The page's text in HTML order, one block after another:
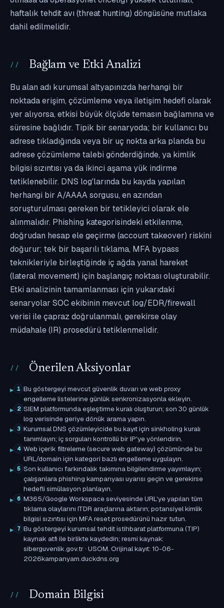
haftalık tehdit avı (threat hunting) döngüsüne mutlaka
dahil edilmelidir.
Bağlam ve Etki Analizi
Bu alan adı kurumsal altyapınızda herhangi bir
noktada erişim, çözümleme veya iletişim hedefi olarak
yer alıyorsa, etkisi büyük ölçüde temasın bağlamına ve
süresine bağlıdır. Tipik bir senaryoda; bir kullanıcı bu
adrese tıkladığında veya bir uç nokta arka planda bu
adrese çözümleme talebi gönderdiğinde, ya kimlik
bilgisi sızıntısı ya da ikinci aşama yük indirme
tetiklenebilir. DNS log'larında bu kayda yapılan
herhangi bir A/AAAA sorgusu, en azından
soruşturulması gereken bir tetikleyici olarak ele
alınmalıdır. Phishing kategorisindeki etkilenme,
doğrudan hesap ele geçirme (account takeover) riskini
doğurur; tek bir başarılı tıklama, MFA bypass
teknikleriyle birleştiğinde iç ağda yanal hareket
(lateral movement) için başlangıç noktası oluşturabilir.
Etki analizinin tamamlanması için yukarıdaki
senaryolar SOC ekibinin mevcut log/EDR/firewall
verisi ile çapraz doğrulanmalı, gerekirse olay
müdahale (IR) prosedürü tetiklenmelidir.
Önerilen Aksiyonlar
1 Bu göstergeyi mevcut güvenlik duvarı ve web proxy
engelleme listelerine günlük senkronizasyonla ekleyin.
2 SIEM platformunda eşleştirme kuralı oluşturun; son 30 günlük
log verisinde geriye dönük arama yapın.
3 Kurumsal DNS çözümleyicide bu kayıt için sinkholing kuralı
tanımlayın; iç sorguları kontrollü bir IP'ye yönlendirin.
4 Web içerik filtreleme (secure web gateway) çözümünde bu
URL/domain için kategori bazlı engelleme uygulayın.
5 Son kullanıcı farkındalık takımına bilgilendirme yayımlayın;
çalışanlara phishing kampanyası uyarısı geçin ve gerekirse
hedefli simülasyon planlayın.
6 M365/Google Workspace seviyesinde URL'ye yapılan tüm
tıklama olaylarını ITDR araçlarına aktarın; potansiyel kimlik
bilgisi sızıntısı için MFA reset prosedürünü hazır tutun.
7 Bu göstergeyi kurumsal tehdit istihbarat platformuna (TIP)
kaynak atfı ile birlikte kaydedin; resmi kaynak:
siberguvenlik.gov.tr · USOM. Orijinal kayıt: 10-06-
2026kampanyam.duckdns.org
Domain Bilgisi